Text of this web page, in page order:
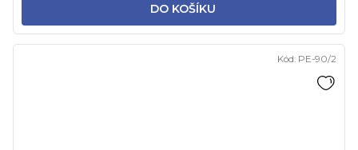
DO KOŠÍKU
Kód: PE-90/2